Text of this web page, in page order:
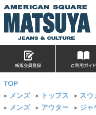
TOP
> メンズ > トップス > スウ
> メンズ > アウター > ジャ